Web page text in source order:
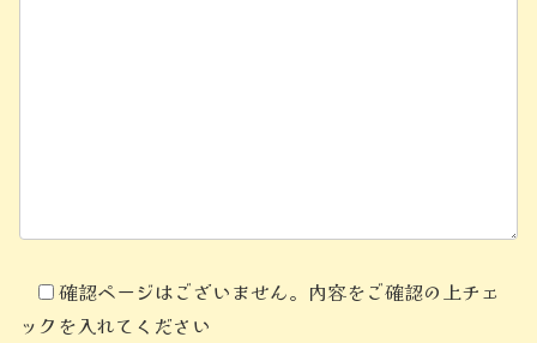
確認ページはございません。内容をご確認の上チェ
ックを入れてください